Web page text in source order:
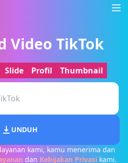
Video TikTok
Slide Profil Thumbnail
UNDUH
kami, kamu menerima dan
dan Kebijakan Privasi kami.